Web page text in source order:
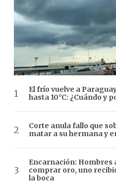
El frío vuelve a
hasta 10°C: ¿Cuándo y
Corte anula fallo que
matar a su hermana y
Encarnación: Hombres
comprar oro, uno
la boca